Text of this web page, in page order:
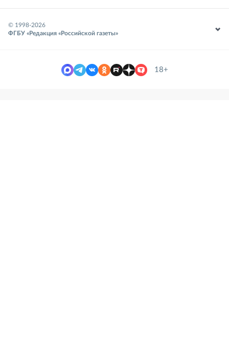
© 1998-2026
ФГБУ «Редакция «Российской газеты»
18+